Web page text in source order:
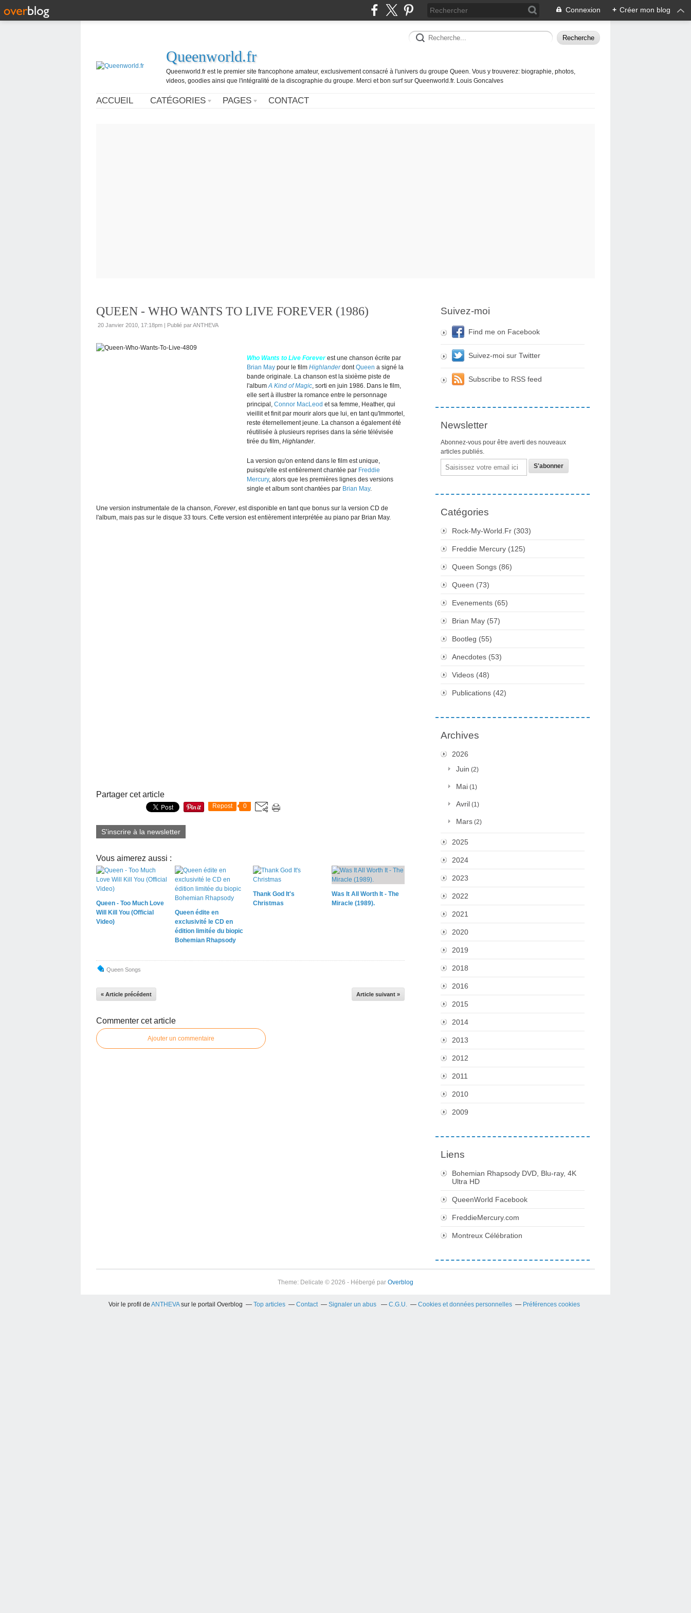
Connexion + Créer mon blog
Queenworld.fr
Queenworld.fr est le premier site francophone amateur, exclusivement consacré à l'univers du groupe Queen. Vous y trouverez: biographie, photos,
videos, goodies ainsi que l'intégralité de la discographie du groupe. Merci et bon surf sur Queenworld.fr. Louis Goncalves
ACCUEIL CATÉGORIES PAGES CONTACT
QUEEN - WHO WANTS TO LIVE FOREVER (1986)
20 Janvier 2010, 17:18pm | Publié par ANTHEVA
Who Wants to Live Foreverest une chanson écrite par
Brian May pour le film HighlanderdontQueen a signé la
bande originale. La chanson est la sixième piste de
l'albumA Kind of Magic, sorti en juin 1986. Dans le film,
elle sert à illustrer la romance entre le personnage
principal, Connor MacLeod et sa femme, Heather, qui
vieillit et finit par mourir alors que lui, en tant qu'Immortel,
reste éternellement jeune. La chanson a également été
réutilisée à plusieurs reprises dans la série télévisée
tirée du film, Highlander.
La version qu'on entend dans le film est unique,
puisqu'elle est entièrement chantée par Freddie
Mercury, alors que les premières lignes des versions
single et album sont chantées par Brian May.
Une version instrumentale de la chanson, Forever, est disponible en tant que bonus sur la version CD de
l'album, mais pas sur le disque 33 tours. Cette version est entièrement interprétée au piano par Brian May.
Partager cet article
Repost 0
S'inscrire à la newsletter
Vous aimerez aussi :
Queen - Too Much Love
Will Kill You (Official
Video)
Queen édite en
exclusivité le CD en
édition limitée du biopic
Bohemian Rhapsody
Thank God It's
Christmas
Was It All Worth It - The
Miracle (1989).
Queen Songs
« Article précédent Article suivant »
Commenter cet article
Ajouter un commentaire
Suivez-moi
Find me on Facebook
Suivez-moi sur Twitter
Subscribe to RSS feed
Newsletter
Abonnez-vous pour être averti des nouveaux
articles publiés.
Email
Catégories
Rock-My-World.fr (303)
Freddie Mercury (125)
Queen Songs (86)
Queen (73)
Evenements (65)
Brian May (57)
Bootleg (55)
Anecdotes (53)
Videos (48)
Publications (42)
Archives
2026
Juin (2)
Mai (1)
Avril (1)
Mars (2)
2025
2024
2023
2022
2021
2020
2019
2018
2016
2015
2014
2013
2012
2011
2010
2009
Liens
Bohemian Rhapsody DVD, Blu-ray, 4K
Ultra HD
QueenWorld Facebook
FreddieMercury.com
Montreux Célébration
Theme: Delicate © 2026 - Hébergé par Overblog
Voir le profil de ANTHEVAsur le portail Overblog Top articles Contact Signaler un abus C.G.U. Cookies et données personnelles Préférences cookies